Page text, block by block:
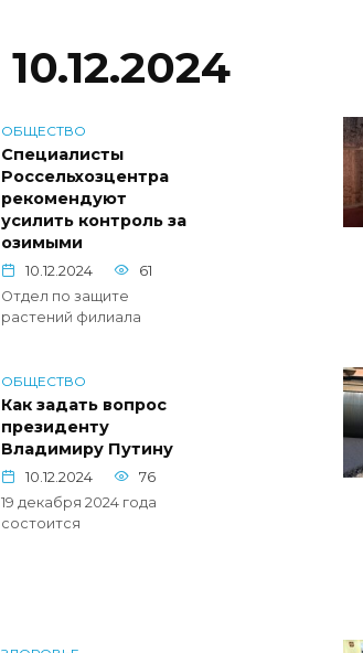
10.12.2024
ОБЩЕСТВО
Специалисты
Россельхозцентра
рекомендуют
усилить контроль за
озимыми
10.12.2024
61
Отдел по защите
растений филиала
ОБЩЕСТВО
Как задать вопрос
президенту
Владимиру Путину
10.12.2024
76
19 декабря 2024 года
состоится